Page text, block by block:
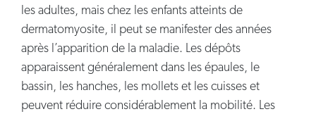
les adultes, mais chez les enfants atteints de
dermatomyosite, il peut se manifester des années
après l’apparition de la maladie. Les dépôts
apparaissent généralement dans les épaules, le
bassin, les hanches, les mollets et les cuisses et
peuvent réduire considérablement la mobilité. Les